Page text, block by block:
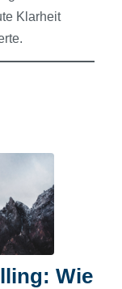
Klarheit
Wie